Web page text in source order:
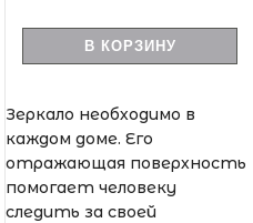
В КОРЗИНУ
Зеркало необходимо в
каждом доме. Его
отражающая поверхность
помогает человеку
следить за своей